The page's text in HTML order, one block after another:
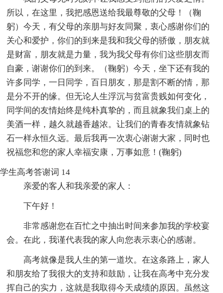
所以，在这里，我把感恩送给我最尊敬的父母！（鞠
躬）今天，有父母的亲朋与好友同聚，衷心感谢你们的
关心和爱护，你们的到来是我和我父母的骄傲，朋友就
是财富，朋友就是力量，我为我父母有你们这些朋友而
自豪，谢谢你们的到来。（鞠躬）今天，坐下还有我的
许多同学，一日同学，百日朋友，那是割不断的情，那
是分不开的缘。但无论人生浮沉与贫富贵贱如何变化，
同学间的友情始终是纯朴真挚的，而且就象我们桌上的
美酒一样，越久就越香越浓。让我们的青春友情就象钻
石一样永恒久远。最后我再一次衷心谢谢大家，同时也
祝福您和您的家人幸福安康，万事如意！(鞠躬)
学生高考答谢词 14
亲爱的客人和我亲爱的家人：
下午好！
非常感谢您在百忙之中抽出时间来参加我的学校宴
会。在此，我谨代表我的家人向您表示衷心的感谢。
高考就像是我人生的第一道坎。在这条路上，家人
和朋友给了我很大的支持和鼓励，让我在高考中充分发
挥自己的实力，这就是我取得今天成绩的原因。虽然这